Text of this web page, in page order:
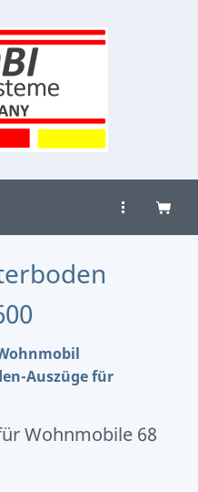
Auszüge für
Wohnmobile 68